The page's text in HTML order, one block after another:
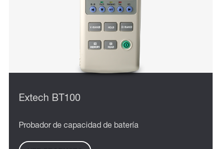
Extech BT100
Probador de capacidad de batería